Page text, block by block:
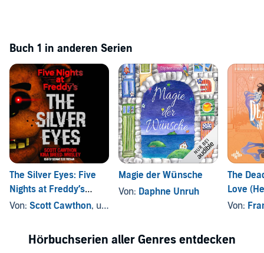
Buch 1 in anderen Serien
The Silver Eyes: Five
Nights at Freddy’s
(Original Trilogy Book 1)
Von: Scott Cawthon, und andere
Magie der Wünsche
Von: Daphne Unruh
The
Love
Von:
Hörbuchserien aller Genres entdecken